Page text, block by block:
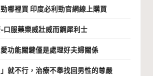
哪裡買 印度必利勁官網線上購買
口服藥樂威壯威而鋼犀利士
功能關鍵僅是處理好夫婦關係
就不行，治療不舉找回男性的尊嚴